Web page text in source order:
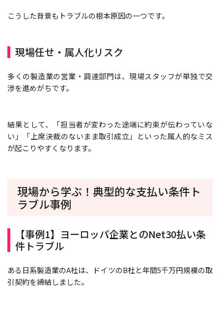
こうした背景もトラブルの根本原因の一つです。
現場任せ・属人化リスク
多くの製造業の営業・調達部門は、現場スタッフが単独で交
渉を進めがちです。
結果として、「担当者が変わった途端に約束が伝わっていな
い」「上席決裁のないまま取引成立」といった属人的なミス
が起こりやすくなります。
現場から学ぶ！典型的な支払い条件ト
ラブル事例
【事例1】ヨーロッパ企業とのNet30払い条
件トラブル
ある日系製造業のA社は、ドイツのB社と年間5千万円規模の取
引契約を締結しました。